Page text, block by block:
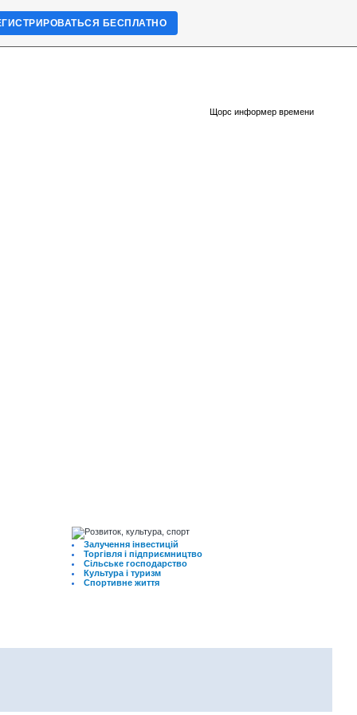
Щорс информер времени
Залучення інвестицій
Торгівля і підприємництво
Сільське господарство
Культура і туризм
Спортивне життя
БЕСПЛАТНО